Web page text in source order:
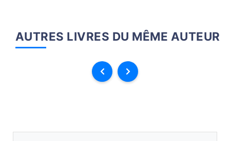
AUTRES LIVRES DU MÊME AUTEUR